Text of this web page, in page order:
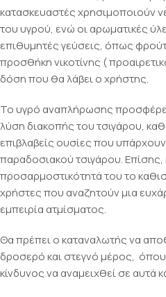
κατασκευαστές χρησιμοποιούν
του υγρού, ενώ οι αρωματικές
επιθυμητές γεύσεις, όπως
προσθήκη νικοτίνης (
δόση που θα λάβει ο χρήστης.
Το υγρό αναπλήρωσης προσφέρει
λύση διακοπής του τσιγάρου,
επιβλαβείς ουσίες που
παραδοσιακού τσιγάρου. Επίσης,
προσαρμοστικότητά του το
χρήστες που αναζητούν μια
εμπειρία ατμίσματος.
Θα πρέπει ο καταναλωτής να
δροσερό και στεγνό μέρος,
κίνδυνος να αναμειχθεί σε αυτά